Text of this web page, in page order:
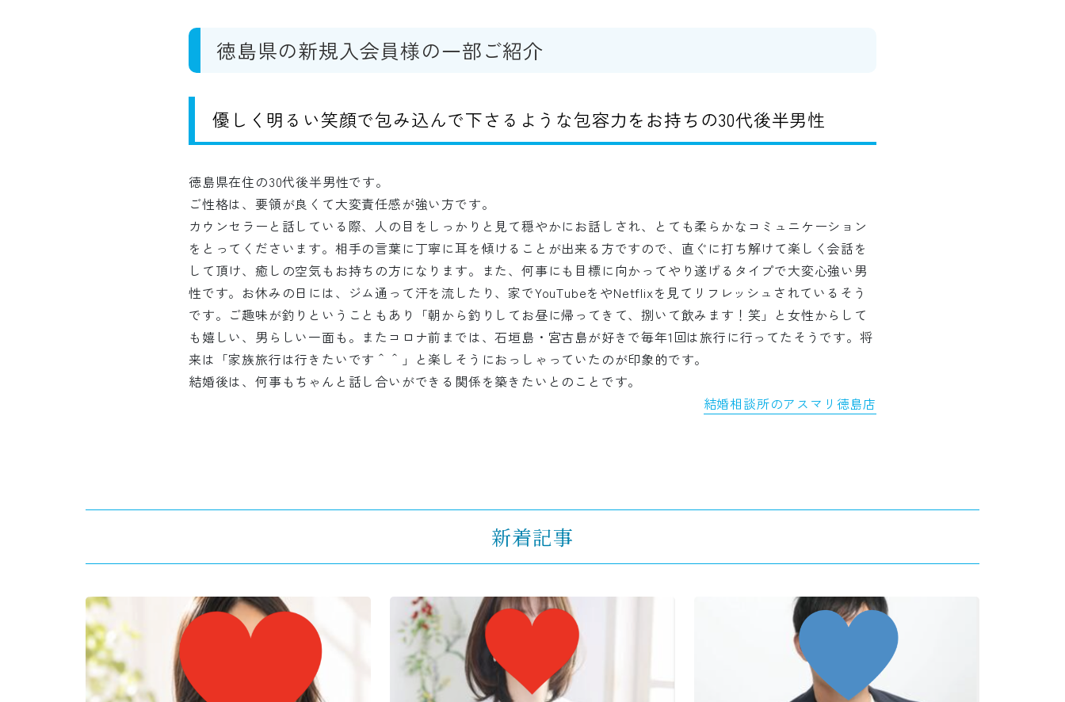
徳島県の新規入会員様の一部ご紹介
優しく明るい笑顔で包み込んで下さるような包容力をお持ちの30代後半男性
徳島県在住の30代後半男性です。
ご性格は、要領が良くて大変責任感が強い方です。
カウンセラーと話している際、人の目をしっかりと見て穏やかにお話しされ、とても柔らかなコミュニケーション
をとってくださいます。相手の言葉に丁寧に耳を傾けることが出来る方ですので、直ぐに打ち解けて楽しく会話を
して頂け、癒しの空気もお持ちの方になります。また、何事にも目標に向かってやり遂げるタイプで大変心強い男
性です。お休みの日には、ジム通って汗を流したり、家でYouTubeをやNetflixを見てリフレッシュされているそう
です。ご趣味が釣りということもあり「朝から釣りしてお昼に帰ってきて、捌いて飲みます！笑」と女性からして
も嬉しい、男らしい一面も。またコロナ前までは、石垣島・宮古島が好きで毎年1回は旅行に行ってたそうです。将
来は「家族旅行は行きたいです＾＾」と楽しそうにおっしゃっていたのが印象的です。
結婚後は、何事もちゃんと話し合いができる関係を築きたいとのことです。
結婚相談所のアスマリ徳島店
新着記事